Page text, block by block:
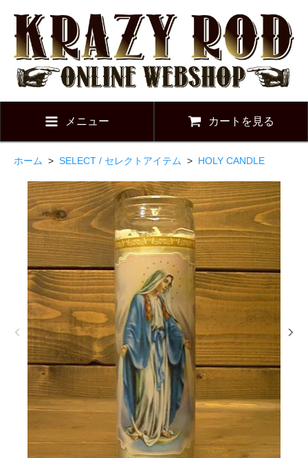
メニュー カートを見る
ホーム > SELECT / セレクトアイテム > HOLY CANDLE